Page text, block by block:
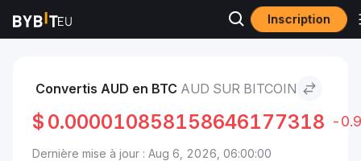
Inscription
Marchés AUD to Bitcoin
Convertis AUD en BTC AUD SUR BITCOIN
$ 0.000010858158646177318 -
Dernière mise à jour : Aug 6, 2026, 06:00:00